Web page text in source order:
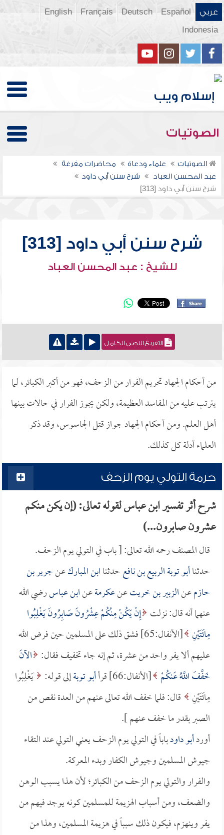
عربي Español
Deutsch
Français
English
Indonesia
الصوتيات
الصوتيات علماء ودعاة
محاضرات مفرغة
عبد المحسن العباد
شرح سنن أبي داود
شرح سنن أبي داود [313]
شرح سنن أبي داود [313]
للشيخ : عبد المحسن العباد
التفريغ النصي الكامل
من أحكام الجهاد تحريم الفرار من الزحف، فهو من أكبر الكبائر، لما
يترتب عليه من المفاسد العظيمة، ولكن يجوز الفرار في حالات بينها
أهل العلم. ومن أحكام الجهاد جواز قتل الجاسوس، وقد ذكر
العلماء أدلة كل كذلك.
حرمة التولي يوم الزحف
شرح أثر تفسير ابن عباس لقوله تعالى: (إن يكن منكم
عشرون صابرون...)
قال المصنف رحمه الله تعالى: [ باب في التولي يوم الزحف.
حدثناأبو توبة الربيع بن نافعحدثناابن المباركعنجرير بن
حازمعنالزبير بن خريتعنعكرمةعنابن عباسرضي الله
عنهما أنه قال: نزلت إِنْ يَكُنْ مِنْكُمْ عِشْرُونَ صَابِرُونَ يَغْلِبُوا
مِائَتَيْنِ
[الأنفال:65] فشق ذلك على المسلمين حين فرض الله
عليهم ألا يفر واحد من عشرة، ثم إنه جاء تخفيف فقال: الآنَ
خَفَّفَ اللَّهُ عَنكُمْ [الأنفال:66] قرأ أبو توبةإلى قوله: يَغْلِبُوا
مِائَتَيْنِ قال: فلما خفف الله تعالى عنهم من العدة نقص من
الصبر بقدر ما خفف عنهم ].
أوردأبو داودباباً في التولي يوم الزحف يعني التولي عند التقاء
جيوش المسلمين وجيوش الكفار وبدء المعركة.
والفرار والتولي يوم الزحف من الكبائر؛ لأن هذا يسبب الوهن
والضعف، ومن أسباب الهزيمة للمسلمين كونه يوجد فيهم من
يفر وينهزم، فيكون ذلك سبباً في هزيمة المسلمين، وهذا من